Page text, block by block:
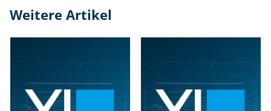
Weitere Artikel